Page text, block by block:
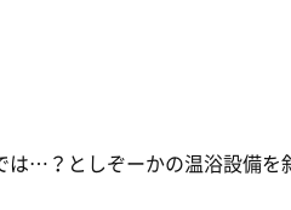
は…？としぞーかの温浴設備